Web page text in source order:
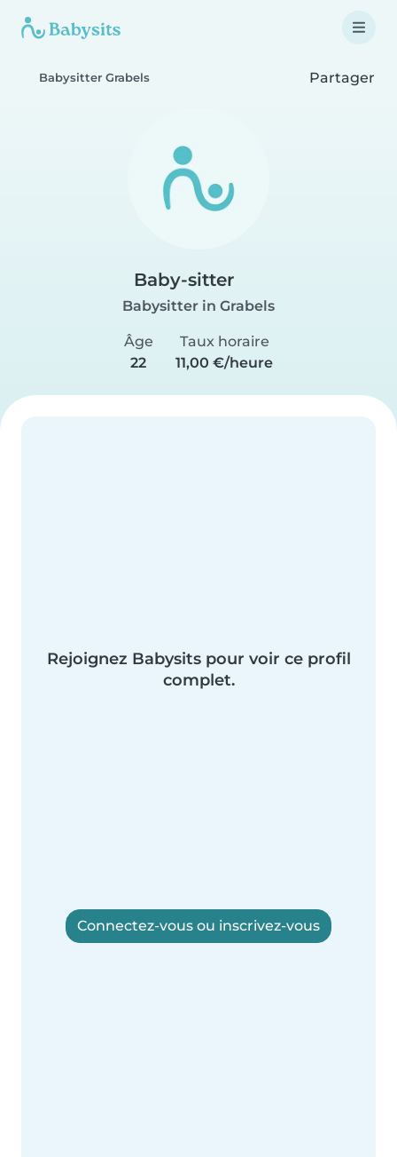
Babysitter Grabels Partager
Baby-sitter
Babysitter in Grabels
Âge
22
Taux horaire
11,00 €/heure
Rejoignez Babysits pour voir ce profil
complet.
Connectez-vous ou inscrivez-vous